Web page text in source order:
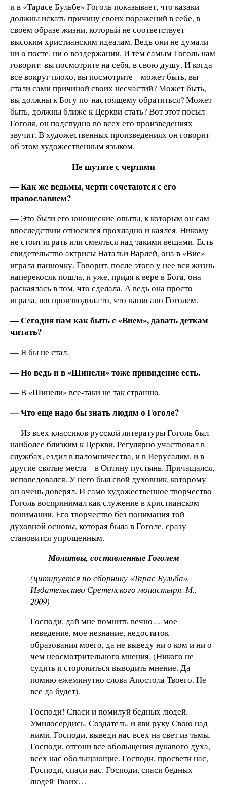
и в «Тарасе Бульбе» Гоголь показывает, что казаки
должны искать причину своих поражений в себе, в
своем образе жизни, который не соответствует
высоким христианским идеалам. Ведь они не думали
ни о посте, ни о воздержании. И тем самым Гоголь нам
говорит: вы посмотрите на себя, в свою душу. И когда
все вокруг плохо, вы посмотрите – может быть, вы
стали сами причиной своих несчастий? Может быть,
вы должны к Богу по-настоящему обратиться? Может
быть, должны ближе к Церкви стать? Вот этот посыл
Гоголя, он подспудно во всех его произведениях
звучит. В художественных произведениях он говорит
об этом художественным языком.
Не шутите с чертями
— Как же ведьмы, черти сочетаются с его
православием?
— Это были его юношеские опыты, к которым он сам
впоследствии относился прохладно и каялся. Никому
не стоит играть или смеяться над такими вещами. Есть
свидетельство актрисы Натальи Варлей, она в «Вие»
играла панночку. Говорит, после этого у нее вся жизнь
наперекосяк пошла, и уже, придя к вере в Бога, она
раскаялась в том, что сделала. А ведь она просто
играла, воспроизводила то, что написано Гоголем.
— Сегодня нам как быть с «Вием», давать деткам
читать?
— Я бы не стал.
— Но ведь и в «Шинели» тоже привидение есть.
— В «Шинели» все-таки не так страшно.
— Что еще надо бы знать людям о Гоголе?
— Из всех классиков русской литературы Гоголь был
наиболее близким к Церкви. Регулярно участвовал в
службах, ездил в паломничества, и в Иерусалим, и в
другие святые места – в Оптину пустынь. Причащался,
исповедовался. У него был свой духовник, которому
он очень доверял. И само художественное творчество
Гоголь воспринимал как служение в христианском
понимании. Его творчество без понимания той
духовной основы, которая была в Гоголе, сразу
становится упрощенным.
Молитвы, составленные Гоголем
(цитируется по сборнику «Тарас Бульба»,
Издательство Сретенского монастыря. М.,
2009)
Господи, дай мне помнить вечно… мое
неведение, мое незнание, недостаток
образования моего, да не выведу ни о ком и ни о
чем неосмотрительного мнения. (Никого не
судить и сторониться выводить мнение. Да
помню ежеминутно слова Апостола Твоего. Не
все да будет).
Господи! Спаси и помилуй бедных людей.
Умилосердись, Создатель, и яви руку Свою над
ними. Господи, выведи нас всех на свет из тьмы.
Господи, отгони все обольщения лукавого духа,
всех нас обольщающие. Господи, просвети нас,
Господи, спаси нас. Господи, спаси бедных
людей Твоих…